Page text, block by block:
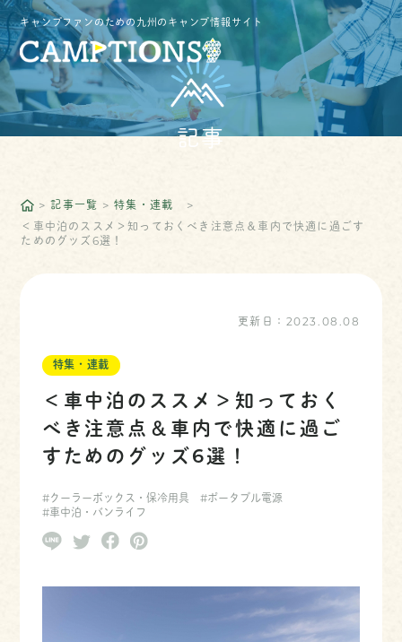
キャンプファンのための九州のキャンプ情報サイト
記事
記事一覧
特集・連載
＜車中泊のススメ＞知っておくべき注意点＆車内で快適に過ごす
ためのグッズ6選！
更新日： 2023.08.08
特集・連載
＜車中泊のススメ＞知っておく
べき注意点＆車内で快適に過ご
すためのグッズ6選！
#クーラーボックス・保冷用具
#ポータブル電源
#車中泊・バンライフ